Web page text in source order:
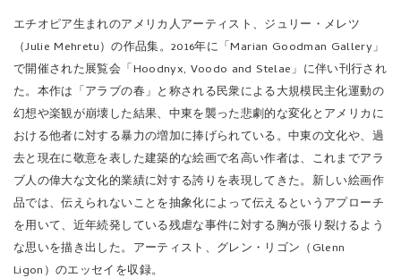
た。本作は「アラブの春」と称される民衆による大規模民主化運動の
幻想や楽観が崩壊した結果、中東を襲った悲劇的な変化とアメリカに
おける他者に対する暴力の増加に捧げられている。中東の文化や、過
去と現在に敬意を表した建築的な絵画で名高い作者は、これまでアラ
ブ人の偉大な文化的業績に対する誇りを表現してきた。新しい絵画作
品では、伝えられないことを抽象化によって伝えるというアプローチ
を用いて、近年続発している残虐な事件に対する胸が張り裂けるよう
な思いを描き出した。アーティスト、グレン・リゴン（Glenn
Ligon）のエッセイを収録。
Grey Paintings accompanies Julie Mehretu’s 2016 exhibition
Hoodnyx, Voodo and Stelae at Marian Goodman Gallery. The